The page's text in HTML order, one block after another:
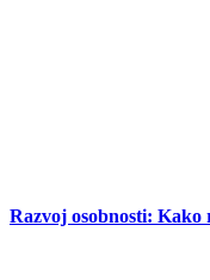
Razvoj osobnosti: Kako